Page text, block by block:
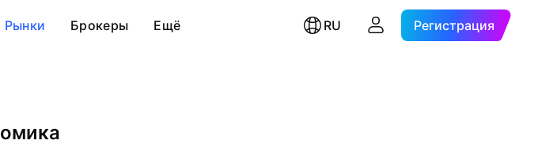
Рынки Брокеры Ещё RU Регистрация